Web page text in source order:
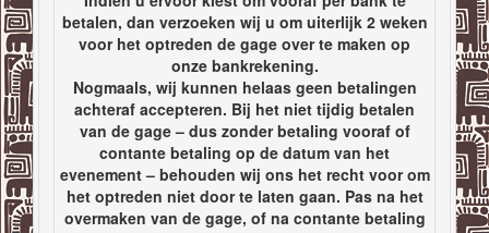
betalen, dan verzoeken wij u om uiterlijk 2 weken
voor het optreden de gage over te maken op
onze bankrekening.
Nogmaals, wij kunnen helaas geen betalingen
achteraf accepteren. Bij het niet tijdig betalen
van de gage – dus zonder betaling vooraf of
contante betaling op de datum van het
evenement – behouden wij ons het recht voor om
het optreden niet door te laten gaan. Pas na het
overmaken van de gage, of na contante betaling